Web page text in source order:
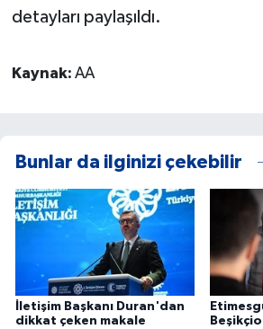
detayları paylaşıldı.
Kaynak: AA
Bunlar da ilginizi çekebilir
İletişim Başkanı Duran'dan
dikkat çeken makale